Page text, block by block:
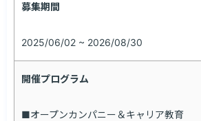
募集期間
2025/06/02 ~ 2026/08/30
開催プログラム
■オープンカンパニー＆キャリア教育